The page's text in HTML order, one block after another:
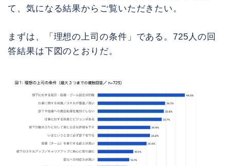
て、気になる結果からご覧いただきたい。
まずは、「理想の上司の条件」である。725人の回
答結果は下図のとおりだ。